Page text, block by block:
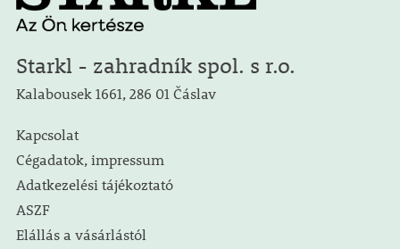
Starkl - zahradník spol. s r.o.
Kalabousek 1661, 286 01 Čáslav
Kapcsolat
Cégadatok, impressum
Adatkezelési tájékoztató
ASZF
Elállás a vásárlástól